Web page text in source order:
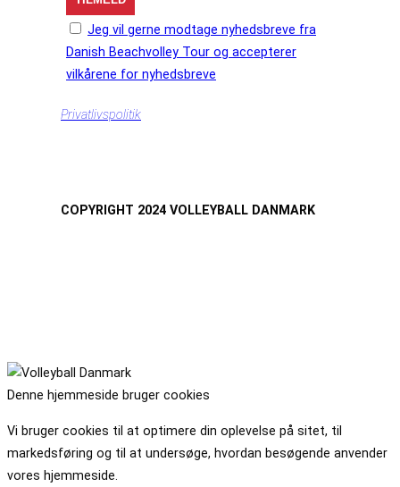
Jeg vil gerne modtage nyhedsbreve fra
Danish Beachvolley Tour og accepterer
vilkårene for nyhedsbreve
Privatlivspolitik
COPYRIGHT 2024 VOLLEYBALL DANMARK
Denne hjemmeside bruger cookies
Vi bruger cookies til at optimere din oplevelse på sitet, til
markedsføring og til at undersøge, hvordan besøgende anvender
vores hjemmeside.